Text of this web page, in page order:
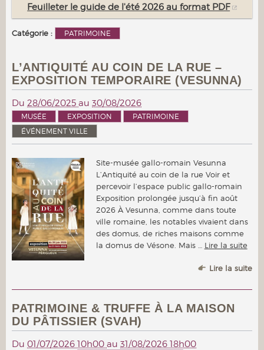
Feuilleter le guide de l'été 2026 au format PDF
Catégorie : PATRIMOINE
L’ANTIQUITÉ AU COIN DE LA RUE –
EXPOSITION TEMPORAIRE (VESUNNA)
Du 28/06/2025 au 30/08/2026
MUSÉE EXPOSITION
PATRIMOINE
ÉVÉNEMENT VILLE
Site-musée gallo-romain Vesunna
L’Antiquité au coin de la rue Voir et
percevoir l’espace public gallo-romain
Exposition prolongée jusqu’à fin août
2026 À Vesunna, comme dans toute
ville romaine, les notables vivaient dans
des domus, de riches maisons comme
la domus de Vésone. Mais … Lire la suite
Lire la suite
PATRIMOINE & TRUFFE À LA MAISON
DU PÂTISSIER (SVAH)
Du 01/07/2026 10h00 au 31/08/2026 18h00